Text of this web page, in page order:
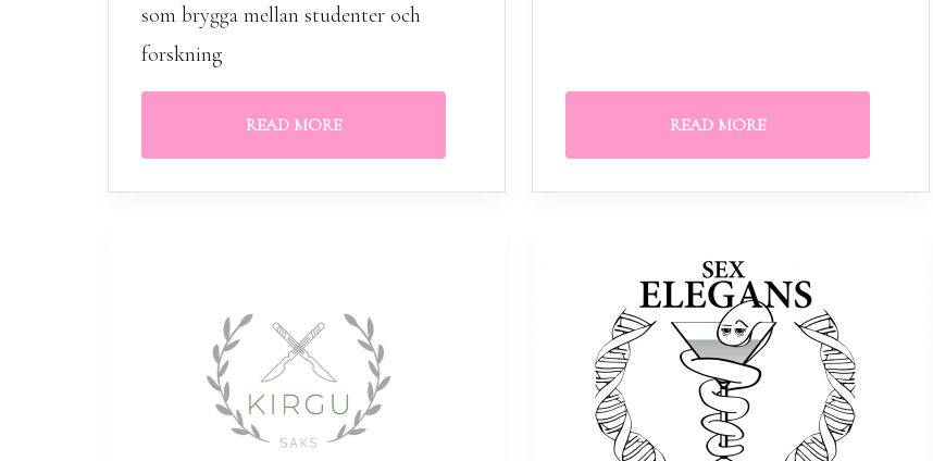
som brygga mellan studenter och
forskning
READ MORE READ MORE